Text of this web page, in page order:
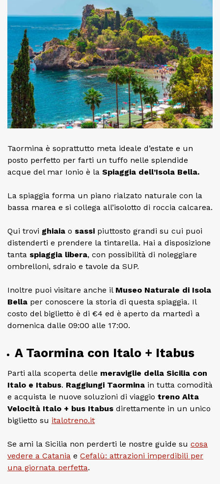
Taormina è soprattutto meta ideale d’estate e un
posto perfetto per farti un tuffo nelle splendide
acque del mar Ionio è la Spiaggia dell’Isola Bella.
La spiaggia forma un piano rialzato naturale con la
bassa marea e si collega all’isolotto di roccia calcarea.
Qui trovi ghiaia o sassi piuttosto grandi su cui puoi
distenderti e prendere la tintarella. Hai a disposizione
tanta spiaggia libera, con possibilità di noleggiare
ombrelloni, sdraio e tavole da SUP.
Inoltre puoi visitare anche il Museo Naturale di Isola
Bella per conoscere la storia di questa spiaggia. Il
costo del biglietto è di €4 ed è aperto da martedì a
domenica dalle 09:00 alle 17:00.
A Taormina con Italo + Itabus
Parti alla scoperta delle meraviglie della Sicilia con
Italo e Itabus. Raggiungi Taormina in tutta comodità
e acquista le nuove soluzioni di viaggio treno Alta
Velocità Italo + bus Itabus direttamente in un unico
biglietto su italotreno.it
Se ami la Sicilia non perderti le nostre guide su cosa
vedere a Catania e Cefalù: attrazioni imperdibili per
una giornata perfetta.